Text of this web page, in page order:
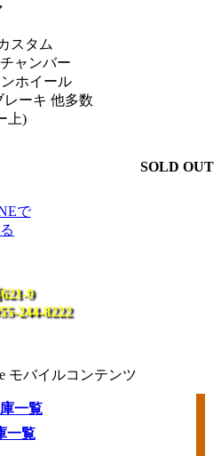
スタム
ャンバー
ホイール
ーキ 他多数
上)
SOLD OUT
9
244-8222
モバイルコンテンツ
一覧
一覧